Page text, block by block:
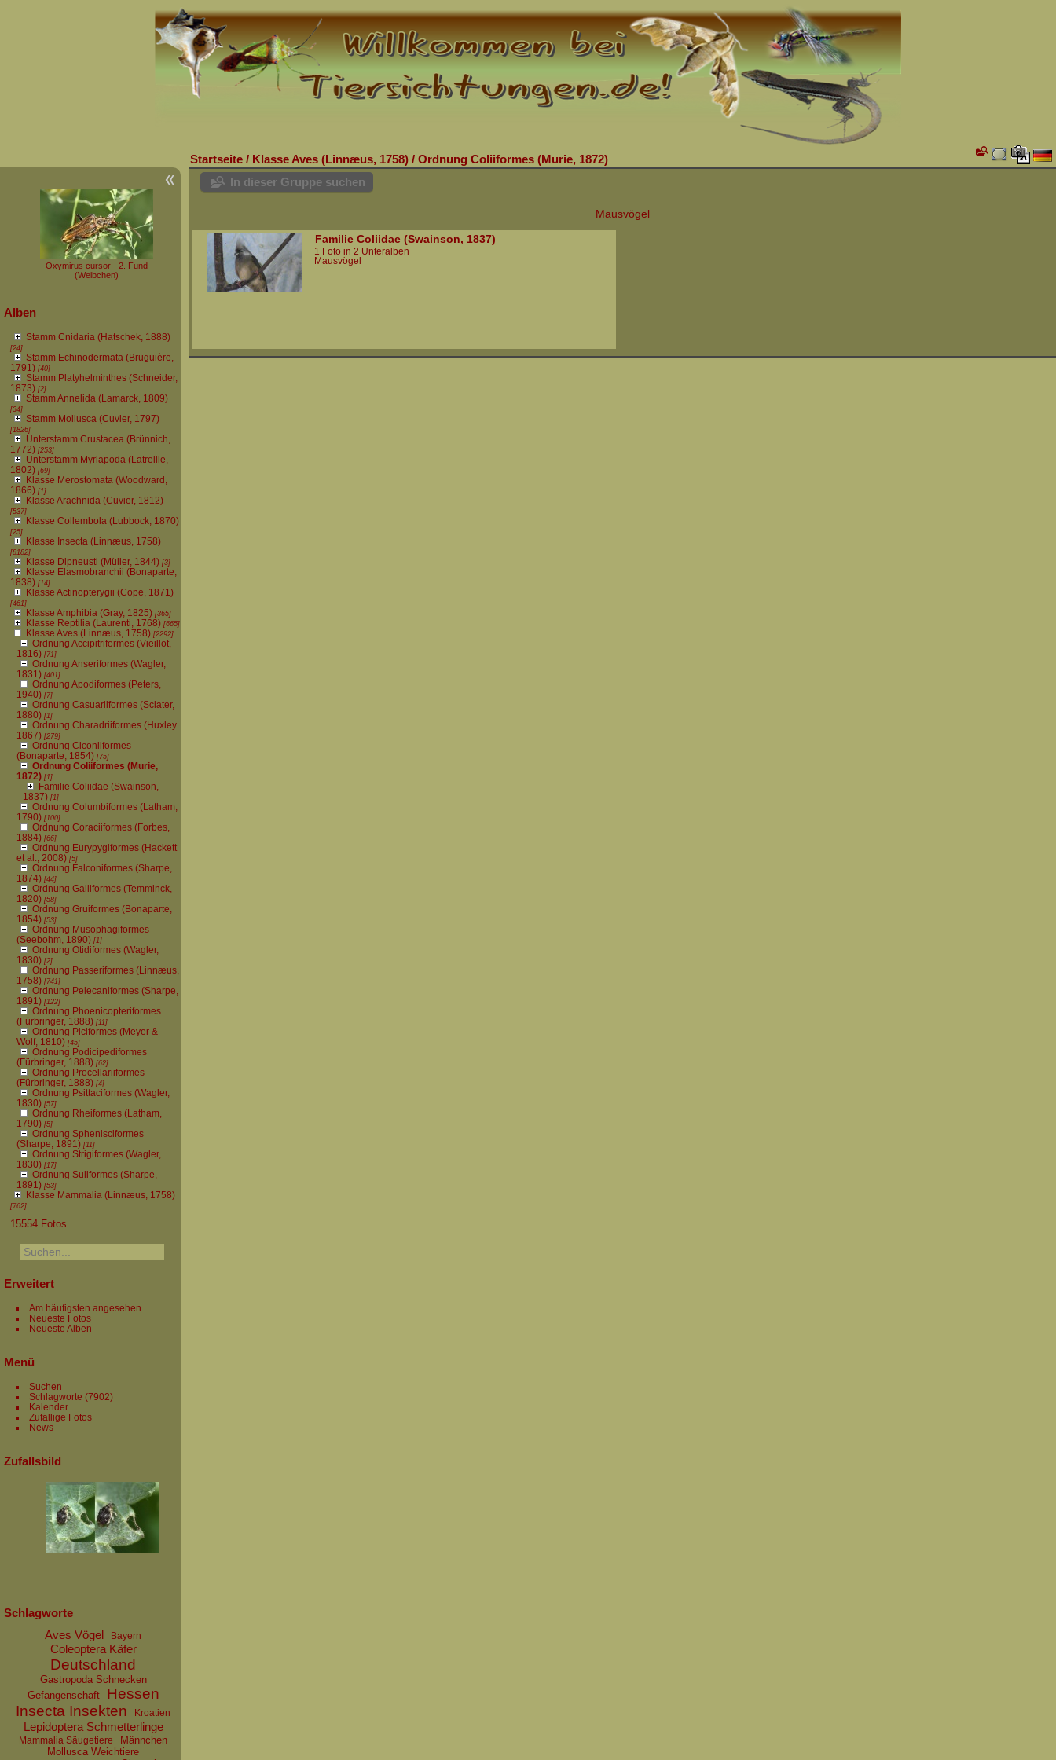
Oxymirus cursor - 2. Fund
(Weibchen)
Alben
Stamm Cnidaria (Hatschek, 1888)
[24]
Stamm Echinodermata (Bruguière,
1791)[40]
Stamm Platyhelminthes (Schneider,
1873)[2]
Stamm Annelida (Lamarck, 1809)
[34]
Stamm Mollusca (Cuvier, 1797)
[1826]
Unterstamm Crustacea (Brünnich,
1772)[253]
Unterstamm Myriapoda (Latreille,
1802)[69]
Klasse Merostomata (Woodward,
1866)[1]
Klasse Arachnida (Cuvier, 1812)
[537]
Klasse Collembola (Lubbock, 1870)
[25]
Klasse Insecta (Linnæus, 1758)
[8182]
Klasse Dipneusti (Müller, 1844)[3]
Klasse Elasmobranchii (Bonaparte,
1838)[14]
Klasse Actinopterygii (Cope, 1871)
[461]
Klasse Amphibia (Gray, 1825)[365]
Klasse Reptilia (Laurenti, 1768)[665]
Klasse Aves (Linnæus, 1758)[2292]
Ordnung Accipitriformes (Vieillot,
1816)[71]
Ordnung Anseriformes (Wagler,
1831)[401]
Ordnung Apodiformes (Peters,
1940)[7]
Ordnung Casuariiformes (Sclater,
1880)[1]
Ordnung Charadriiformes (Huxley
1867)[279]
Ordnung Ciconiiformes
(Bonaparte, 1854)[75]
Ordnung Coliiformes (Murie,
1872)[1]
Familie Coliidae (Swainson,
1837)[1]
Ordnung Columbiformes (Latham,
1790)[100]
Ordnung Coraciiformes (Forbes,
1884)[66]
Ordnung Eurypygiformes (Hackett
et al., 2008)[5]
Ordnung Falconiformes (Sharpe,
1874)[44]
Ordnung Galliformes (Temminck,
1820)[58]
Ordnung Gruiformes (Bonaparte,
1854)[53]
Ordnung Musophagiformes
(Seebohm, 1890)[1]
Ordnung Otidiformes (Wagler,
1830)[2]
Ordnung Passeriformes (Linnæus,
1758)[741]
Ordnung Pelecaniformes (Sharpe,
1891)[122]
Ordnung Phoenicopteriformes
(Fürbringer, 1888)[11]
Ordnung Piciformes (Meyer &
Wolf, 1810)[45]
Ordnung Podicipediformes
(Fürbringer, 1888)[62]
Ordnung Procellariiformes
(Fürbringer, 1888)[4]
Ordnung Psittaciformes (Wagler,
1830)[57]
Ordnung Rheiformes (Latham,
1790) [5]
Ordnung Sphenisciformes
(Sharpe, 1891)[11]
Ordnung Strigiformes (Wagler,
1830)[17]
Ordnung Suliformes (Sharpe,
1891)[53]
Klasse Mammalia (Linnæus, 1758)
[762]
15554 Fotos
Erweitert
Am häufigsten angesehen
Neueste Fotos
Neueste Alben
Menü
Suchen
Schlagworte (7902)
Kalender
Zufällige Fotos
News
Zufallsbild
Schlagworte
Aves Vögel
Bayern
Coleoptera Käfer
Deutschland
Gastropoda Schnecken
Gefangenschaft
Hessen
Insecta Insekten
Kroatien
Lepidoptera Schmetterlinge
Mammalia Säugetiere
Männchen
Mollusca Weichtiere
Startseite / Klasse Aves (Linnæus, 1758) / Ordnung Coliiformes (Murie, 1872)
In dieser Gruppe suchen
Mausvögel
Familie Coliidae (Swainson, 1837)
1 Foto in 2 Unteralben
Mausvögel